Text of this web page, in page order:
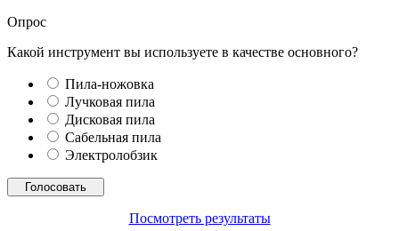
Опрос
Какой инструмент вы используете в качестве основного?
Пила-ножовка
Лучковая пила
Дисковая пила
Сабельная пила
Электролобзик
Посмотреть результаты